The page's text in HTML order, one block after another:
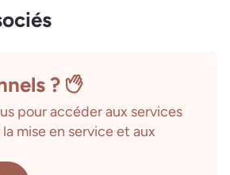
?
pour accéder aux services
mise en service et aux